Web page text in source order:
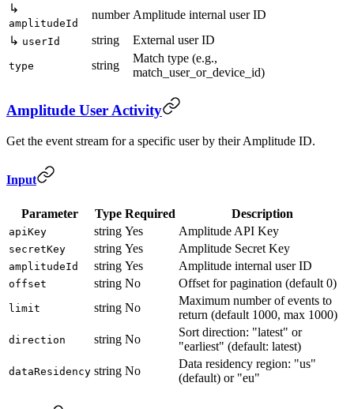
↳
amplitudeId
number Amplitude internal user ID
↳ userId string External user ID
type string
Match type (e.g.,
match_user_or_device_id)
Amplitude User Activity
Get the event stream for a specific user by their Amplitude ID.
Input
Parameter Type Required Description
apiKey string Yes Amplitude API Key
secretKey string Yes Amplitude Secret Key
amplitudeId string Yes Amplitude internal user ID
offset string No Offset for pagination (default 0)
limit string No
Maximum number of events to
return (default 1000, max 1000)
direction string No
Sort direction: "latest" or
"earliest" (default: latest)
dataResidency string No
Data residency region: "us"
(default) or "eu"